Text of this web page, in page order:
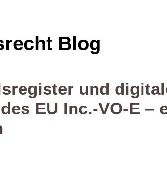
Blog
und
EU Inc.-VO-E